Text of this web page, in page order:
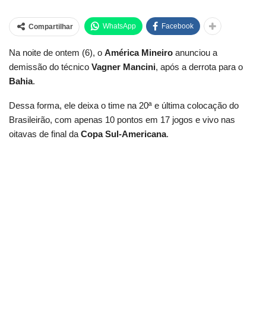
Compartilhar WhatsApp Facebook
Na noite de ontem (6), o América Mineiro anunciou a
demissão do técnico Vagner Mancini, após a derrota para o
Bahia.
Dessa forma, ele deixa o time na 20ª e última colocação do
Brasileirão, com apenas 10 pontos em 17 jogos e vivo nas
oitavas de final da Copa Sul-Americana.